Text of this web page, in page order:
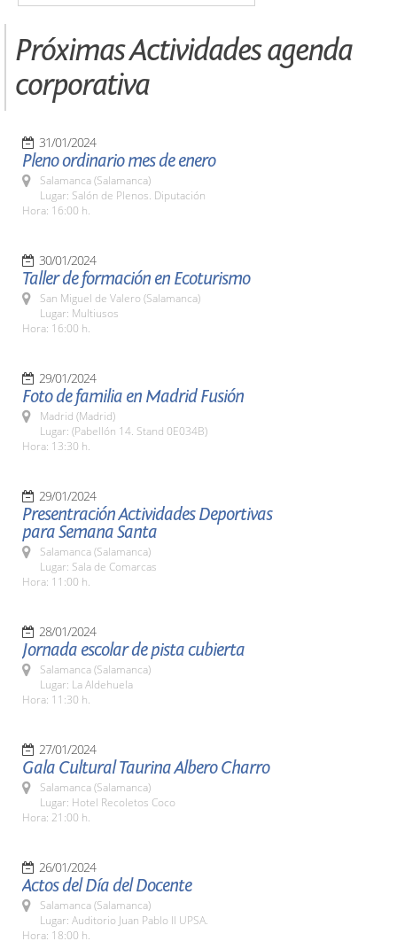
Próximas Actividades agenda
corporativa
31/01/2024
Pleno ordinario mes de enero
Salamanca (Salamanca)
Lugar: Salón de Plenos. Diputación
Hora: 16:00 h.
30/01/2024
Taller de formación en Ecoturismo
San Miguel de Valero (Salamanca)
Lugar: Multiusos
Hora: 16:00 h.
29/01/2024
Foto de familia en Madrid Fusión
Madrid (Madrid)
Lugar: (Pabellón 14. Stand 0E034B)
Hora: 13:30 h.
29/01/2024
Presentración Actividades Deportivas
para Semana Santa
Salamanca (Salamanca)
Lugar: Sala de Comarcas
Hora: 11:00 h.
28/01/2024
Jornada escolar de pista cubierta
Salamanca (Salamanca)
Lugar: La Aldehuela
Hora: 11:30 h.
27/01/2024
Gala Cultural Taurina Albero Charro
Salamanca (Salamanca)
Lugar: Hotel Recoletos Coco
Hora: 21:00 h.
26/01/2024
Actos del Día del Docente
Salamanca (Salamanca)
Lugar: Auditorio Juan Pablo II UPSA.
Hora: 18:00 h.